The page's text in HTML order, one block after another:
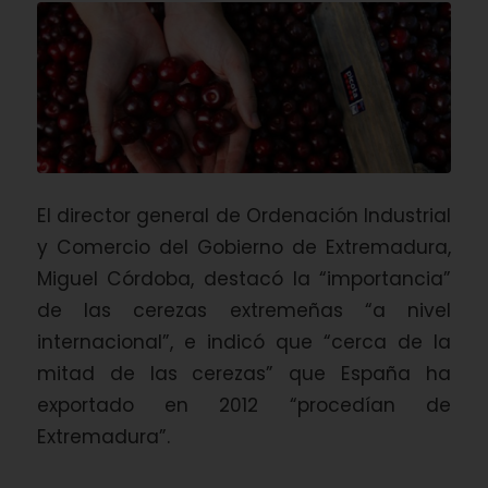
El director general de Ordenación Industrial
y Comercio del Gobierno de Extremadura,
Miguel Córdoba, destacó la “importancia”
de las cerezas extremeñas “a nivel
internacional”, e indicó que “cerca de la
mitad de las cerezas” que España ha
exportado en 2012 “procedían de
Extremadura”.